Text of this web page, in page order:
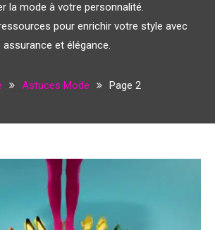
la mode à votre personnalité.
pour enrichir votre style avec
assurance et élégance.
Astuces Mode Page 2